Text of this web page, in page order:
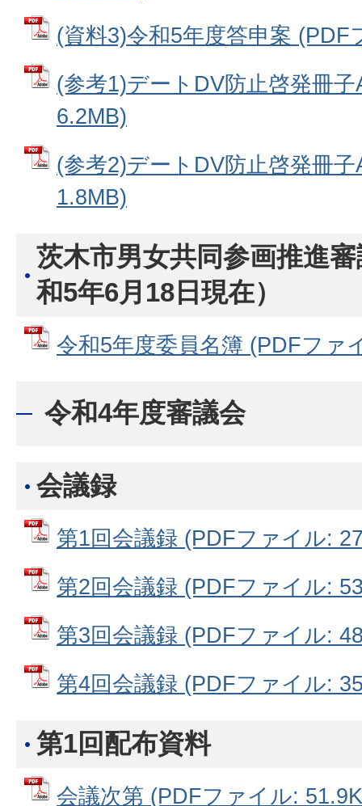
(資料3)令和5年度答申案 (PDF
(参考1)デートDV防止啓発冊
6.2MB)
(参考2)デートDV防止啓発冊
1.8MB)
茨木市男女共同参画推進
和5年6月18日現在）
令和5年度委員名簿 (PDFファ
令和4年度審議会
会議録
第1回会議録 (PDFファイル:
第2回会議録 (PDFファイル:
第3回会議録 (PDFファイル:
第4回会議録 (PDFファイル:
第1回配布資料
会議次第 (PDFファイル: